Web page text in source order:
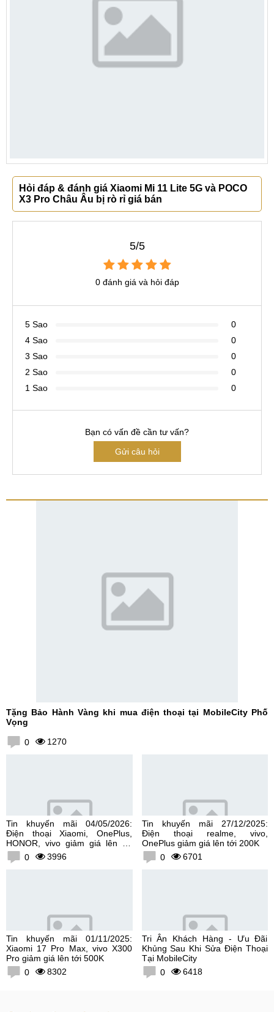
Hỏi đáp & đánh giá Xiaomi Mi 11 Lite 5G và POCO
X3 Pro Châu Âu bị rò rỉ giá bán
5/5
0 đánh giá và hỏi đáp
5 Sao
0
4 Sao
0
3 Sao
0
2 Sao
0
1 Sao
0
Bạn có vấn đề cần tư vấn?
Gửi câu hỏi
Tặng Bảo Hành Vàng khi mua điện thoại tại MobileCity Phố
Vọng
0 1270
Tin khuyến mãi 04/05/2026:
Điện thoại Xiaomi, OnePlus,
HONOR, vivo giảm giá lên tới
300K0 3996
Tin khuyến mãi 27/12/2025:
Điện thoại realme, vivo,
OnePlus giảm giá lên tới 200K
0
6701
Tin khuyến mãi 01/11/2025:
Xiaomi 17 Pro Max, vivo X300
Pro giảm giá lên tới 500K
0
8302
Tri Ân Khách Hàng - Ưu Đãi
Khủng Sau Khi Sửa Điện Thoại
Tại MobileCity
0
6418